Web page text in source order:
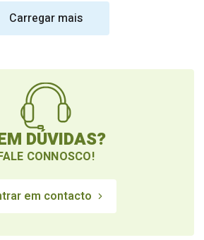
Carregar mais
DÚVIDAS?
CONNOSCO!
em contacto